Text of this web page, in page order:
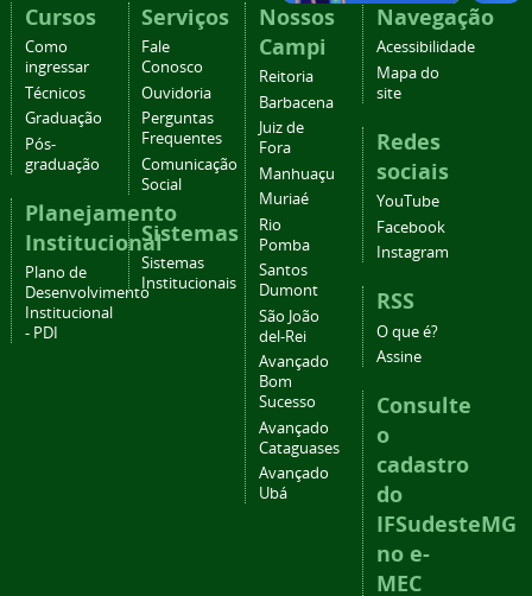
Cursos
Como
ingressar
Técnicos
Graduação
Pós-
graduação
Planejamento
Institucional
Plano de
Desenvolvimento
Institucional
- PDI
Serviços
Fale
Conosco
Ouvidoria
Perguntas
Frequentes
Comunicação
Social
Sistemas
Sistemas
Institucionais
Nossos
Campi
Reitoria
Barbacena
Juiz de
Fora
Manhuaçu
Muriaé
Rio
Pomba
Santos
Dumont
São João
del-Rei
Avançado
Bom
Sucesso
Avançado
Cataguases
Avançado
Ubá
Navegação
Acessibilidade
Mapa do
site
Redes
sociais
YouTube
Facebook
Instagram
RSS
O que é?
Assine
Consulte
o
cadastro
do
IFSudesteMG
no e-
MEC